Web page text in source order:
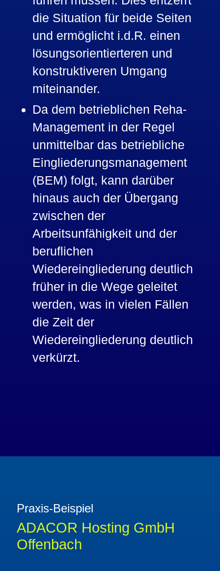
die Situation für beide Seiten
und ermöglicht i.d.R. einen
lösungsorientierteren und
konstruktiveren Umgang
miteinander.
Da dem betrieblichen Reha-
Management in der Regel
unmittelbar das betriebliche
Eingliederungsmanagement
(BEM) folgt, kann darüber
hinaus auch der Übergang
zwischen der
Arbeitsunfähigkeit und der
beruflichen
Wiedereingliederung deutlich
früher in die Wege geleitet
werden, was in vielen Fällen
die Zeit der
Wiedereingliederung deutlich
verkürzt.
Praxis-Beispiel
ADACOR Hosting GmbH
Offenbach